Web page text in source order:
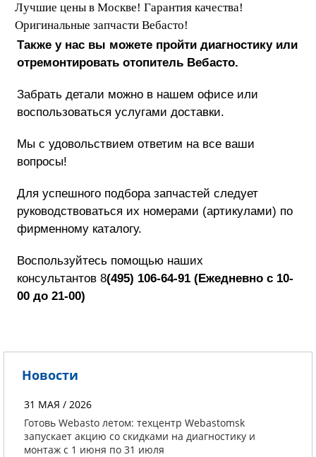
Лучшие цены в Москве! Гарантия качества!
Оригинальные запчасти Вебасто!
Также у нас вы можете пройти диагностику или
отремонтировать отопитель Вебасто.
Забрать детали можно в нашем офисе или
воспользоваться услугами доставки.
Мы с удовольствием ответим на все ваши
вопросы!
Для успешного подбора запчастей следует
руководствоваться их номерами (артикулами) по
фирменному каталогу.
Воспользуйтесь помощью наших
консультантов 8(495) 106-64-91 (Ежедневно с 10-
00 до 21-00)
Новости
31 МАЯ / 2026
Готовь Webasto летом: техцентр Webastomsk
запускает акцию со скидками на диагностику и
монтаж с 1 июня по 31 июля